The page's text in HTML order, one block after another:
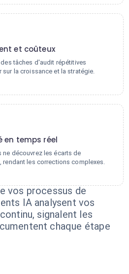
et coûteux
tâches d'audit répétitives
sur la croissance et la stratégie.
en temps réel
découvrez les écarts de
les corrections complexes.
vos processus de
IA analysent vos
signalent les
chaque étape